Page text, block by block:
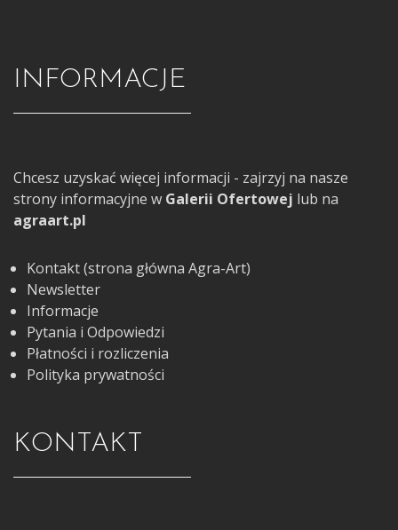
INFORMACJE
Chcesz uzyskać więcej informacji - zajrzyj na nasze
strony informacyjne w Galerii Ofertowej lub na
agraart.pl
Kontakt (strona główna Agra-Art)
Newsletter
Informacje
Pytania i Odpowiedzi
Płatności i rozliczenia
Polityka prywatności
KONTAKT